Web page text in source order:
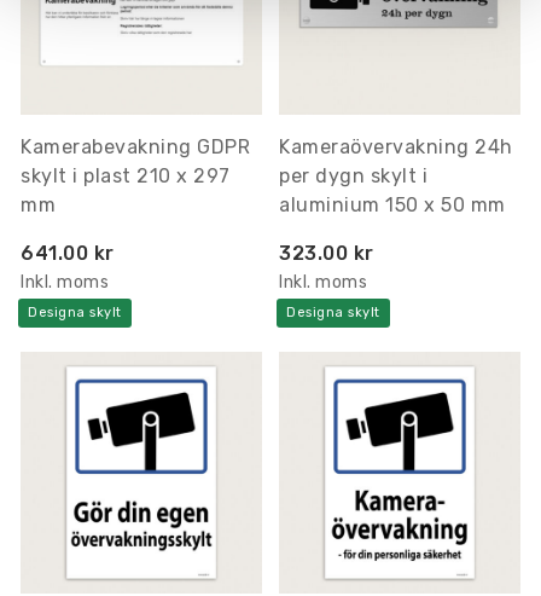
Kamerabevakning GDPR
skylt i plast 210 x 297
mm
641.00 kr
Inkl. moms
Designa skylt
Kameraövervakning 24h
per dygn skylt i
aluminium 150 x 50 mm
323.00 kr
Inkl. moms
Designa skylt